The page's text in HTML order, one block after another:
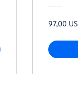
97,00